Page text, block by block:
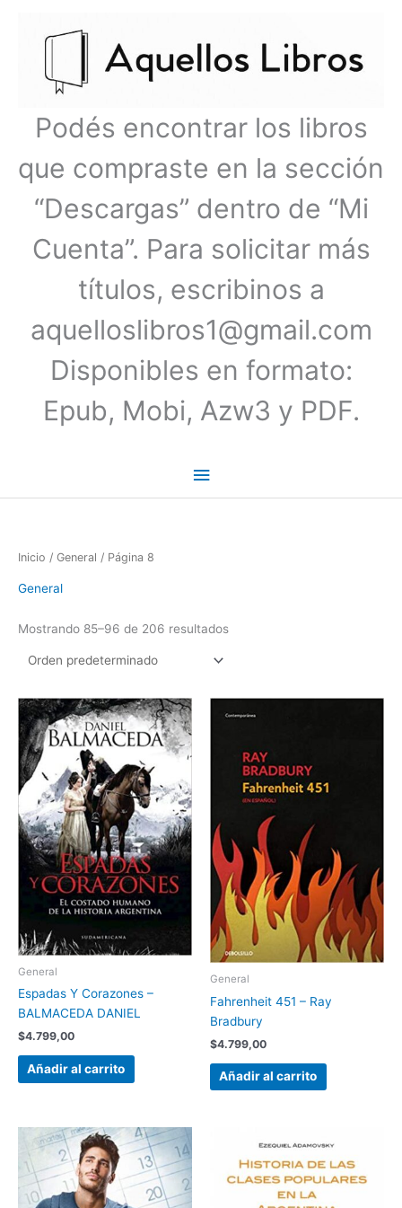
Podés encontrar los libros
que compraste en la sección
“Descargas” dentro de “Mi
Cuenta”. Para solicitar más
títulos, escribinos a
aquelloslibros1@gmail.com
Disponibles en formato:
Epub, Mobi, Azw3 y PDF.
principal
Inicio / General / Página 8
General
Mostrando 85–96 de 206 resultados
General
Espadas Y Corazones –
BALMACEDA DANIEL
$4.799,00
Añadir al carrito
General
Fahrenheit 451 – Ray
Bradbury
$4.799,00
Añadir al carrito